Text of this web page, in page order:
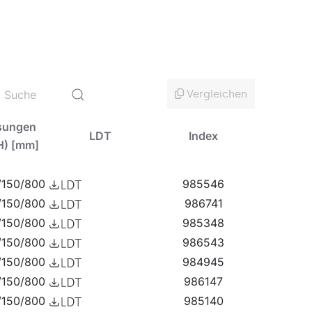
eine energieeffiziente Beleuchtung von
gut für Parks und Gärten, um kleine
Wetterbedingungen ausgelegt. Sie
Neuheitenan.
Vergleichen
[mm]
LDT Index
800
985546
800
986741
800
985348
800
986543
800
984945
800
986147
800 985140